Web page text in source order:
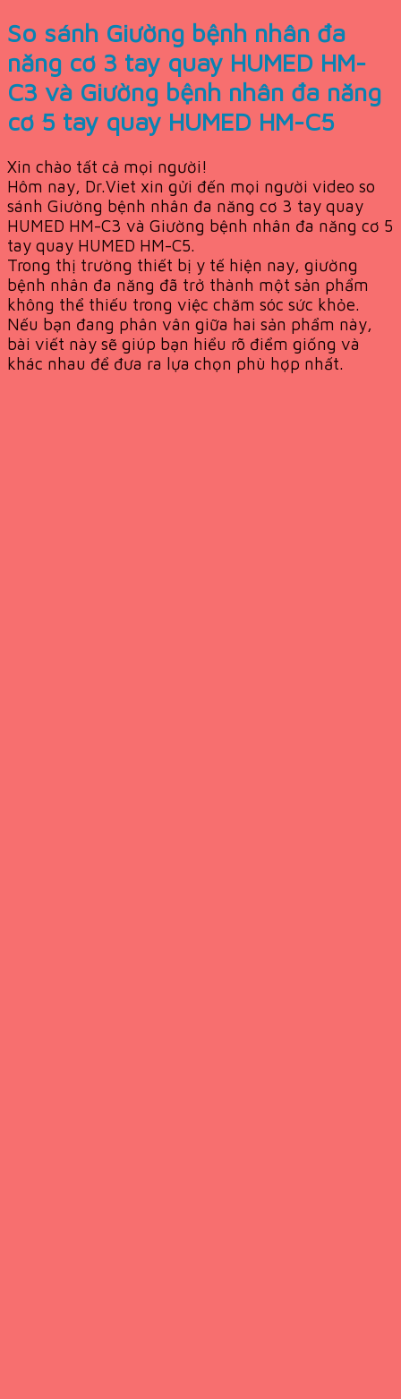
So sánh Giường bệnh nhân đa
năng cơ 3 tay quay HUMED HM-
C3 và Giường bệnh nhân đa năng
cơ 5 tay quay HUMED HM-C5
Xin chào tất cả mọi người!
Hôm nay, Dr.Viet xin gửi đến mọi người video so
sánh Giường bệnh nhân đa năng cơ 3 tay quay
HUMED HM-C3 và Giường bệnh nhân đa năng cơ 5
tay quay HUMED HM-C5.
Trong thị trường thiết bị y tế hiện nay, giường
bệnh nhân đa năng đã trở thành một sản phẩm
không thể thiếu trong việc chăm sóc sức khỏe.
Nếu bạn đang phân vân giữa hai sản phẩm này,
bài viết này sẽ giúp bạn hiểu rõ điểm giống và
khác nhau để đưa ra lựa chọn phù hợp nhất.